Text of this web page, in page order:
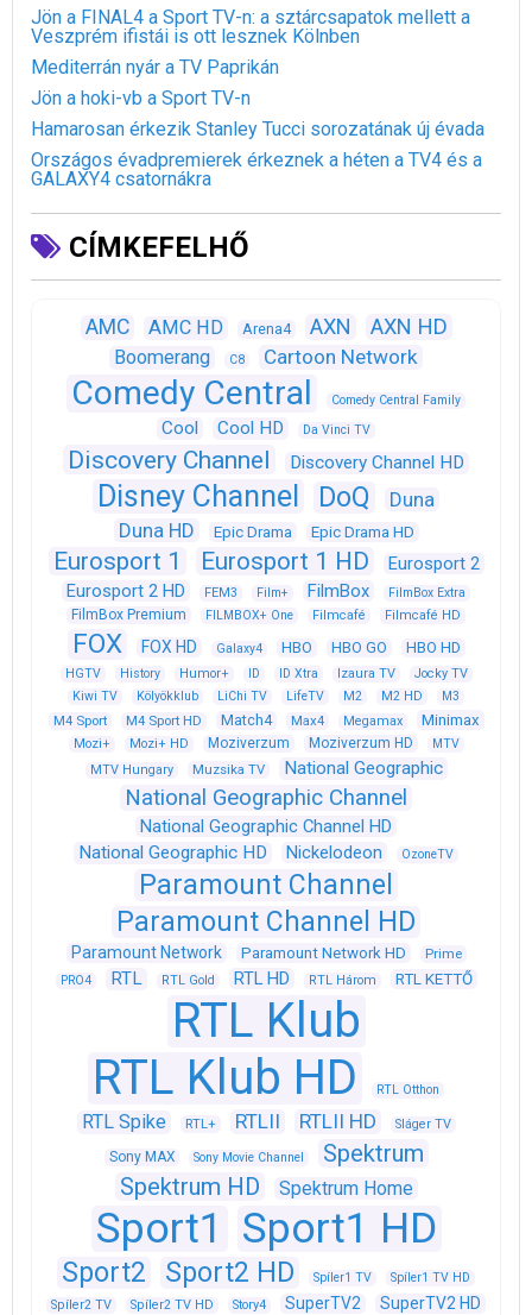
Jön a FINAL4 a Sport TV-n: a sztárcsapatok mellett a
Veszprém ifistái is ott lesznek Kölnben
Mediterrán nyár a TV Paprikán
Jön a hoki-vb a Sport TV-n
Hamarosan érkezik Stanley Tucci sorozatának új évada
Országos évadpremierek érkeznek a héten a TV4 és a
GALAXY4 csatornákra
CÍMKEFELHŐ
AMC AMC HD Arena4 AXN AXN HD
Boomerang C8 Cartoon Network
Comedy Central Comedy Central Family
Cool Cool HD Da Vinci TV
Discovery Channel Discovery Channel HD
Disney Channel DoQ
Duna
Duna HD
Epic Drama Epic Drama HD
Eurosport 1 Eurosport 1 HD
Eurosport 2
Eurosport 2 HD
FEM3 Film+ FilmBox FilmBox Extra
FilmBox Premium FILMBOX+ One Filmcafé Filmcafé HD
FOX FOX HD Galaxy4 HBO HBO GO HBO HD
HGTV History Humor+ ID ID Xtra Izaura TV
Jocky TV
Kiwi TV
Kölyökklub LiChi TV LifeTV M2 M2 HD M3
M4 Sport M4 Sport HD Match4 Max4 Megamax Minimax
Mozi+ Mozi+ HD Moziverzum Moziverzum HD
MTV
MTV Hungary
Muzsika TV National Geographic
National Geographic Channel
National Geographic Channel HD
National Geographic HD
Nickelodeon OzoneTV
Paramount Channel
Paramount Channel HD
Paramount Network Paramount Network HD Prime
PRO4 RTL RTL Gold RTL HD RTL Három RTL KETTŐ
RTL Klub
RTL Klub HD
RTL Otthon
RTL Spike RTL+ RTLII RTLII HD Sláger TV
Sony MAX Sony Movie Channel
Spektrum
Spektrum HD
Spektrum Home
Sport1 Sport1 HD
Sport2 Sport2 HD Spíler1 TV
Spíler1 TV HD
Spíler2 TV
Spíler2 TV HD Story4 SuperTV2 SuperTV2 HD